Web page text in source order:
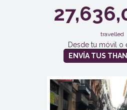
travelled
Desde tu móvil o
ENVÍA TUS